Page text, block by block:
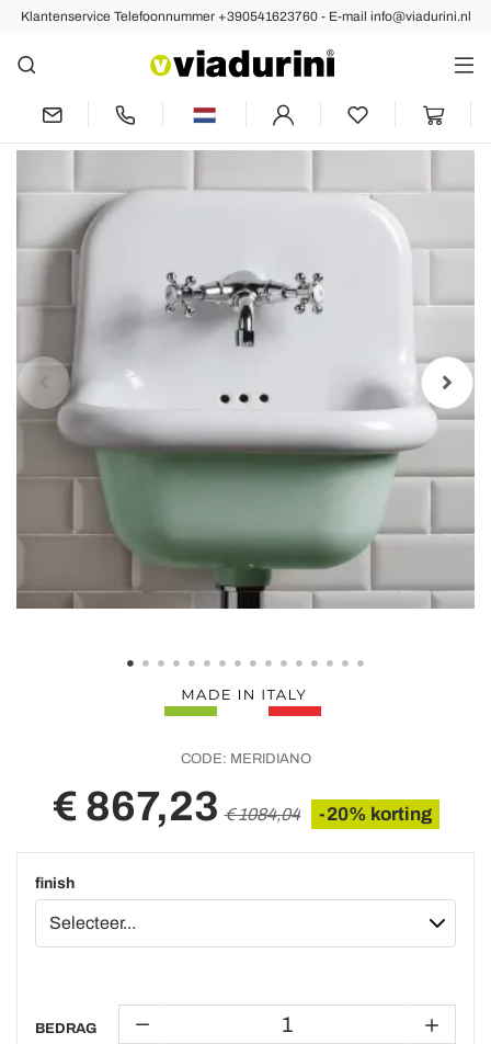
Klantenservice Telefoonnummer +390541623760 - E-mail info@viadurini.nl
Vorige Volgende
Wandhangende wastafel in wit en
gekleurd keramiek 42 cm - Meridiano
CODE: MERIDIANO
€ 867,23 € 1084,04 -20% korting
finish
BEDRAG